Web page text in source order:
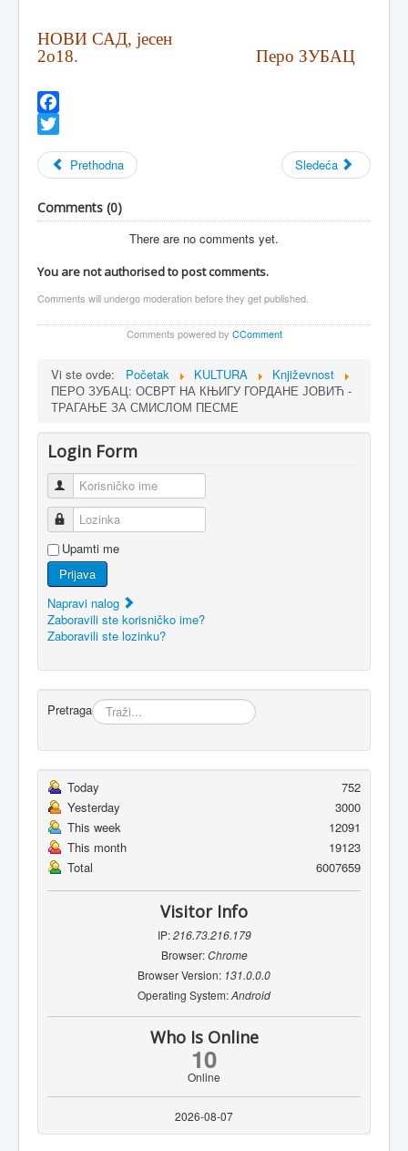
НОВИ САД, јесен
2о18. Перо ЗУБАЦ
Facebook
Prethodna
Sledeća
Comments (0)
There are no comments yet.
You are not authorised to post comments.
Comments will undergo moderation before they get published.
Comments powered by CComment
Vi ste ovde: Početak KULTURA
Književnost
ПЕРО ЗУБАЦ: ОСВРТ НА КЊИГУ ГОРДАНЕ ЈОВИЋ -
ТРАГАЊЕ ЗА СМИСЛОМ ПЕСМЕ
Login Form
Korisničko ime
Lozinka
Upamti me
Prijava
Napravi nalog
Zaboravili ste korisničko ime?
Zaboravili ste lozinku?
Pretraga
Today
752
Yesterday
3000
This week
12091
This month
19123
Total
6007659
Visitor Info
IP:216.73.216.179
Browser:Chrome
Browser Version: 131.0.0.0
Operating System:Android
Who Is Online
10
Online
2026-08-07